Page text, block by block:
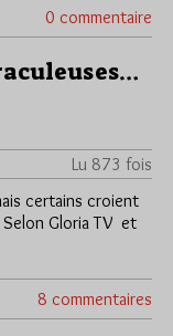
0 commentaire
Lu 873 fois
certains croient
Selon Gloria TV et
8 commentaires